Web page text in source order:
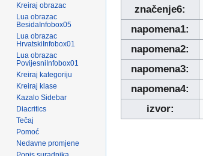
značenje6:
napomena1:
napomena2:
napomena3:
napomena4:
izvor:
Kreiraj obrazac
Lua obrazac
BesidaInfobox05
Lua obrazac
HrvatskiInfobox01
Lua obrazac
PovijesniInfobox01
Kreiraj kategoriju
Kreiraj klase
Kazalo Sidebar
Diacritics
Tečaj
Pomoć
Nedavne promjene